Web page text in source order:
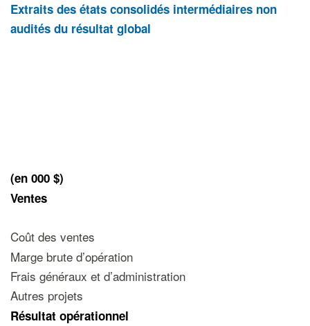
Extraits des états consolidés intermédiaires non
audités du résultat global
(en 000 $)
Ventes
Coût des ventes
Marge brute d’opération
Frais généraux et d’administration
Autres projets
Résultat opérationnel